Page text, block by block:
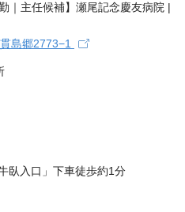
島郷2773−1
臥入口」下車徒歩約1分